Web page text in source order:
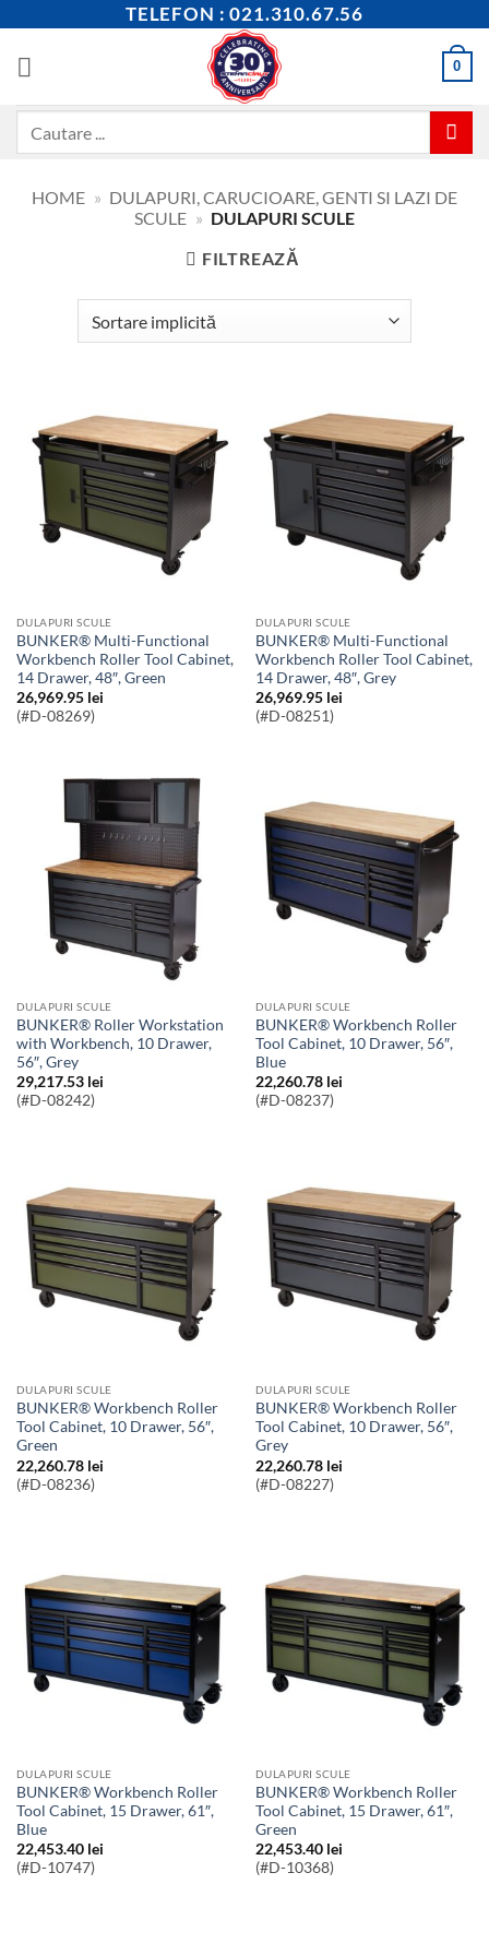
content
TELEFON : 021.310.67.56
0
HOME » DULAPURI, CARUCIOARE, GENTI SI LAZI DE
SCULE » DULAPURI SCULE
FILTREAZĂ
DULAPURI SCULE
BUNKER® Multi-Functional
Workbench Roller Tool Cabinet,
14 Drawer, 48″, Green
26,969.95 lei
(#D-08269)
DULAPURI SCULE
BUNKER® Multi-Functional
Workbench Roller Tool Cabinet,
14 Drawer, 48″, Grey
26,969.95 lei
(#D-08251)
DULAPURI SCULE
BUNKER® Roller Workstation
with Workbench, 10 Drawer,
56″, Grey
29,217.53 lei
(#D-08242)
DULAPURI SCULE
BUNKER® Workbench Roller
Tool Cabinet, 10 Drawer, 56″,
Blue
22,260.78 lei
(#D-08237)
DULAPURI SCULE
BUNKER® Workbench Roller
Tool Cabinet, 10 Drawer, 56″,
Green
22,260.78 lei
(#D-08236)
DULAPURI SCULE
BUNKER® Workbench Roller
Tool Cabinet, 10 Drawer, 56″,
Grey
22,260.78 lei
(#D-08227)
DULAPURI SCULE
BUNKER® Workbench Roller
Tool Cabinet, 15 Drawer, 61″,
Blue
22,453.40 lei
(#D-10747)
DULAPURI SCULE
BUNKER® Workbench Roller
Tool Cabinet, 15 Drawer, 61″,
Green
22,453.40 lei
(#D-10368)